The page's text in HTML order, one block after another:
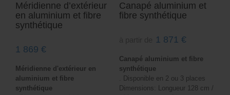
Méridienne d’extérieur
en aluminium et fibre
synthétique
1 869 €
Méridienne d'extérieur en
aluminium et fibre
synthétique
Canapé aluminium et
fibre synthétique
1 871 €
Canapé aluminium et fibre
synthétique
. Disponible en 2 ou 3 places
Dimensions: Longueur 128 cm /